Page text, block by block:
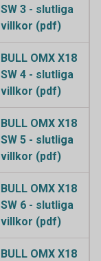
SW 3 - slutliga
villkor (pdf)
BULL OMX X18
SW 4 - slutliga
villkor (pdf)
BULL OMX X18
SW 5 - slutliga
villkor (pdf)
BULL OMX X18
SW 6 - slutliga
villkor (pdf)
BULL OMX X18